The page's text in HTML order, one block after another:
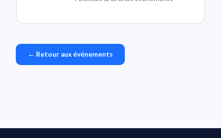
← Retour aux événements